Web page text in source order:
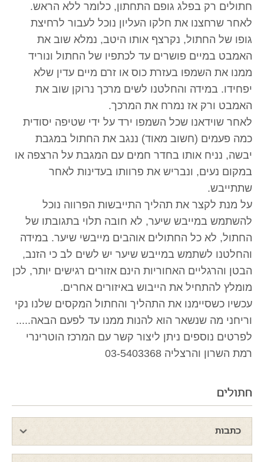
חתולים
כתבות
חתולים רק בפלג גופם התחתון, כלומר ללא הראש.
לאחר שרחצנו את חלקו העליון נוכל לעבור לרחיצת
גופו של החתול, נקרצף אותו היטב, נמלא שוב את
האמבט במיים פושרים עד לכתפיו של החתול ונוריד
ממנו את השמפו בעזרת כוס או זרם מיים עדין שלא
יפחידו. במידה והחלטנו לשים מרכך נרוקן שוב את
האמבט ורק אז נמרח את המרכך.
לאחר שוידאנו שכל השמפו ירד על ידי שטיפה יסודית
כמה פעמים (חשוב מאוד) ננגב את החתול במגבת
יבשה, נניח אותו בחדר חמים עם המגבת על הרצפה או
במקום נעים, ונבריש את פרוותו בעדינות לאחר
שתתייבש.
על מנת לקצר את תהליך התייבשות הפרווה נוכל
להשתמש במייבש שיער, לא חובה תלוי בתגובתו של
החתול, לא כל החתולים אוהבים מייבשי שיער. במידה
והחלטנו לשתמש במייבש שיער יש לשים לב כי הזנב,
הבטן והרגליים האחוריות הינם אזורים רגישים יותר, לכן
מומלץ להתחיל את הייבוש באיזורים אחרים.
עכשיו כשסיימנו את התהליך והחתול המקסים שלנו נקי
וריחני מה שנשאר הוא להנות ממנו עד לפעם הבאה.....
לפרטים נוספים ניתן ליצור קשר עם המרכז הוטרינרי
רמת השרון והרצליה 03-5403368